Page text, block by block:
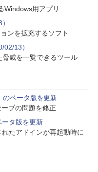
Windows用アプリ
ンを拡充するソフト
02/13）
脅威を一覧できるツール
ベータ版を更新
ブの問題を修正
タ版を更新
たアドインが再起動時に